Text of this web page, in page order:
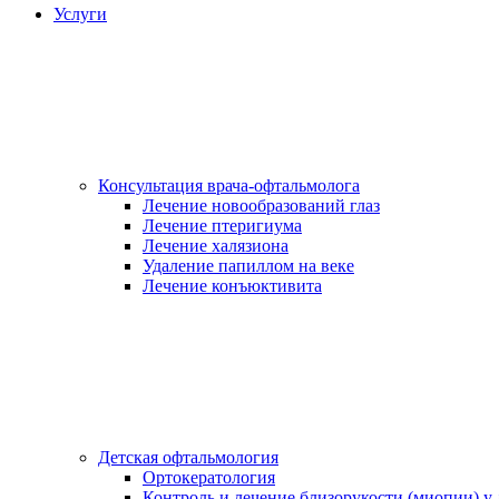
Услуги
Консультация врача-офтальмолога
Лечение новообразований глаз
Лечение птеригиума
Лечение халязиона
Удаление папиллом на веке
Лечение конъюктивита
Детская офтальмология
Ортокератология